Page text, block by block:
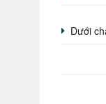
Dưới